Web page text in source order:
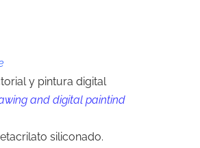
y pintura digital
and digital paintind
siliconado.